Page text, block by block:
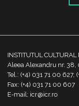
INSTITUTUL CULTURAL
Aleea Alexandru nr. 38,
Tel.: (+4) 031 71 00 627,
Fax: (+4) 031 71 00 607
E-mail: icr@icr.ro